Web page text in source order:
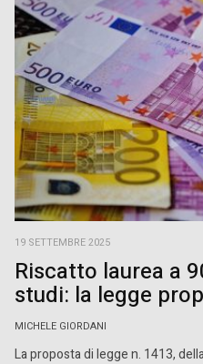
19 SETTEMBRE 2025
Riscatto laurea a
studi: la legge
MICHELE GIORDANI
La proposta di legge n. 1413,